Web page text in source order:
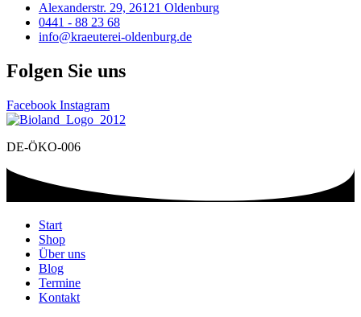
Alexanderstr. 29, 26121 Oldenburg
0441 - 88 23 68
info@kraeuterei-oldenburg.de
Folgen Sie uns
Facebook Instagram
DE-ÖKO-006
Start
Shop
Über uns
Blog
Termine
Kontakt